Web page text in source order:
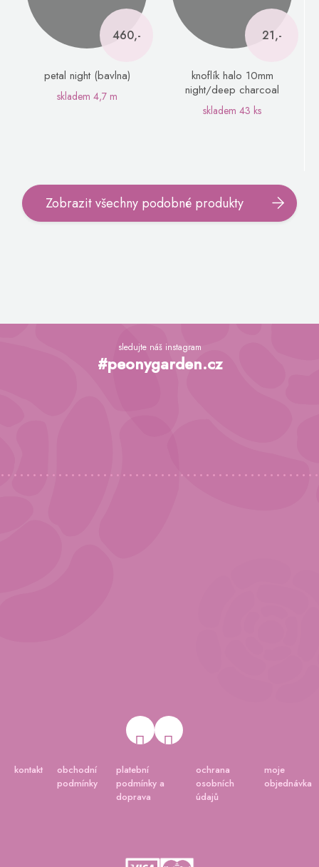
460,-
petal night (bavlna)
skladem 4,7 m
21,-
knoflík halo 10mm
night/deep charcoal
skladem 43 ks
Zobrazit všechny podobné produkty
Z
sledujte náš instagram
#peonygarden.cz
kontakt
obchodní
podmínky
platební
podmínky a
doprava
ochrana
osobních
údajů
moje
objednávka